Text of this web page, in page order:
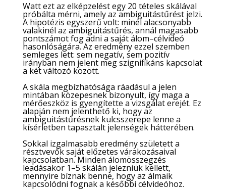
Watt ezt az elképzelést egy 20 tételes skálával
próbálta mérni, amely az ambiguitástűrést jelzi.
A hipotézis egyszerű volt: minél alacsonyabb
valakinél az ambiguitástűrés, annál magasabb
pontszámot fog adni a saját álom–célvideó
hasonlóságára. Az eredmény ezzel szemben
semleges lett: sem negatív, sem pozitív
irányban nem jelent meg szignifikáns kapcsolat
a két változó között.
A skála megbízhatósága ráadásul a jelen
mintában közepesnek bizonyult, így maga a
mérőeszköz is gyengítette a vizsgálat erejét. Ez
alapján nem jelenthető ki, hogy az
ambiguitástűrésnek kulcsszerepe lenne a
kísérletben tapasztalt jelenségek hátterében.
Sokkal izgalmasabb eredmény született a
résztvevők saját előzetes várakozásaival
kapcsolatban. Minden álomösszegzés
leadásakor 1–5 skálán jelezniük kellett,
mennyire bíznak benne, hogy az álmaik
kapcsolódni fognak a későbbi célvideóhoz.